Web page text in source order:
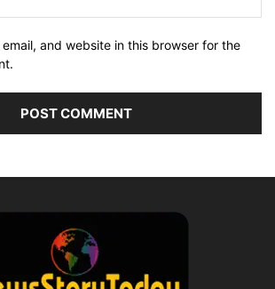
email, and website in this browser for the